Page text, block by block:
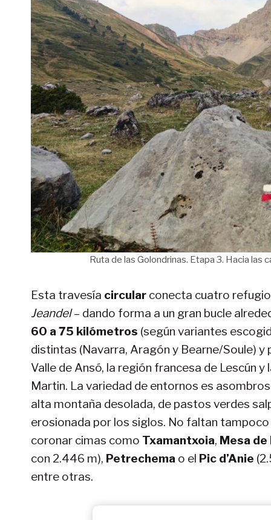
Ruta de las Golondrinas. Etapa 3. Hacia las
Esta travesía circular conecta cuatro
Jeandel– dando forma a un gran bucle
60 a 75 kilómetros (según variantes
distintas (Navarra, Aragón y Bearne/Soule)
Valle de Ansó, la región francesa de Lescún
Martin. La variedad de entornos es
alta montaña desolada, de pastos verdes
erosionada por los siglos. No faltan
coronar cimas como Txamantxoia, Mesa de
con 2.446 m), Petrechema o el Pic d’Anie
entre otras.